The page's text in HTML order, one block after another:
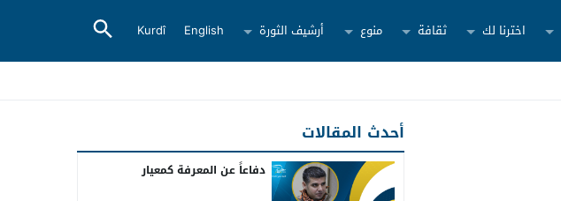
اخترنا لك ثقافة منوع أرشيف الثورة English
Kurdî
أحدث المقالات
دفاعاً عن المعرفة كمعيار